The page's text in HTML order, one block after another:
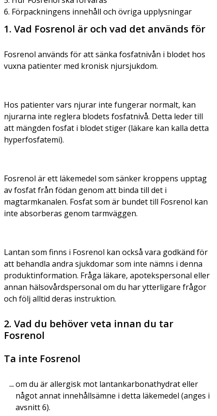
6. Förpackningens innehåll och övriga upplysningar
1. Vad Fosrenol är och vad det används för
Fosrenol används för att sänka fosfatnivån i blodet hos
vuxna patienter med kronisk njursjukdom.
Hos patienter vars njurar inte fungerar normalt, kan
njurarna inte reglera blodets fosfatnivå. Detta leder till
att mängden fosfat i blodet stiger (läkare kan kalla detta
hyperfosfatemi).
Fosrenol är ett läkemedel som sänker kroppens upptag
av fosfat från födan genom att binda till det i
magtarmkanalen. Fosfat som är bundet till Fosrenol kan
inte absorberas genom tarmväggen.
Lantan som finns i Fosrenol kan också vara godkänd för
att behandla andra sjukdomar som inte nämns i denna
produktinformation. Fråga läkare, apotekspersonal eller
annan hälsovårdspersonal om du har ytterligare frågor
och följ alltid deras instruktion.
2. Vad du behöver veta innan du tar
Fosrenol
Ta inte Fosrenol
om du är allergisk mot lantankarbonathydrat eller
något annat innehållsämne i detta läkemedel (anges i
avsnitt 6).